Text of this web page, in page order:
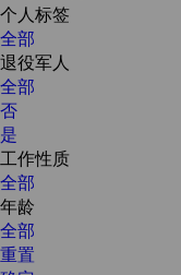
个人标签
全部
退役军人
全部
否
是
工作性质
全部
年龄
全部
重置